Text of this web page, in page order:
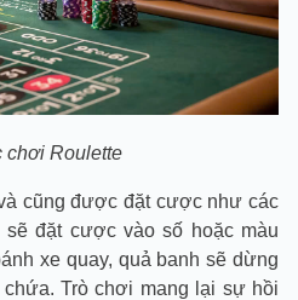
chơi Roulette
cũng được đặt cược như các
đặt cược vào số hoặc màu
xe quay, quả banh sẽ dừng
chứa. Trò chơi mang lại sự hồi